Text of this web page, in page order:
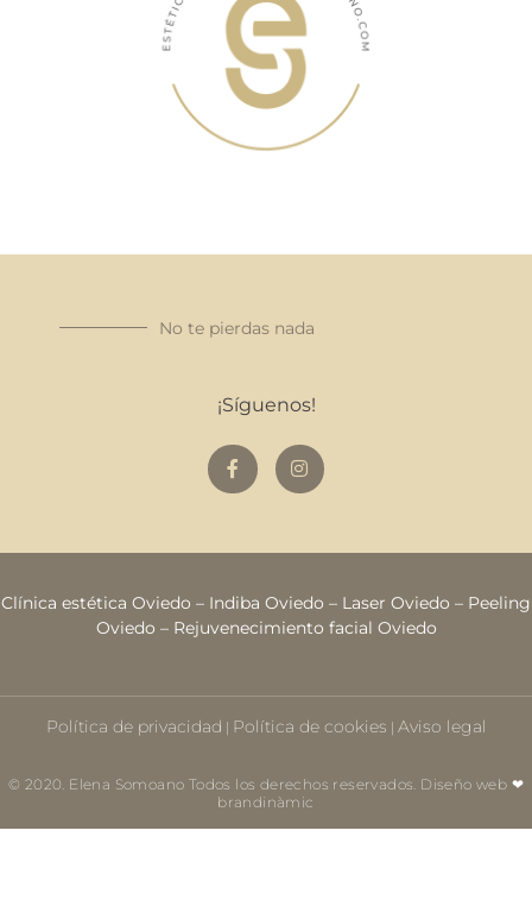
No te pierdas nada
¡Síguenos!
Clínica estética Oviedo – Indiba Oviedo – Laser Oviedo – Peeling
Oviedo – Rejuvenecimiento facial Oviedo
Política de privacidad | Política de cookies | Aviso legal
© 2020. Elena Somoano Todos los derechos reservados. Diseño web ❤
brandinàmic